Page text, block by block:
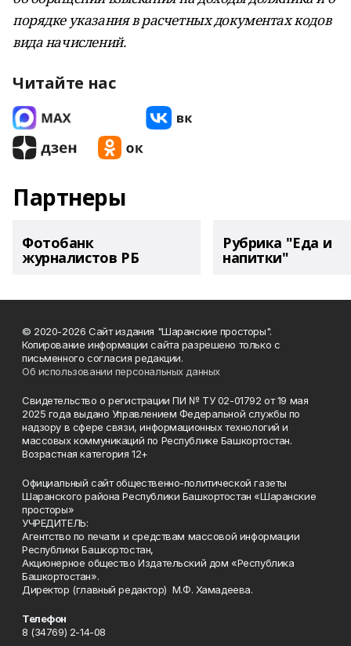
порядке указания в расчетных документах кодов
вида начислений.
Читайте нас
Партнеры
Фотобанк
журналистов РБ
Рубрика "Еда и
напитки"
© 2020-2026 Сайт издания "Шаранские просторы".
Копирование информации сайта разрешено только с
письменного согласия редакции.
Об использовании персональных данных
Свидетельство о регистрации ПИ № ТУ 02-01792 от 19 мая
2025 года выдано Управлением Федеральной службы по
надзору в сфере связи, информационных технологий и
массовых коммуникаций по Республике Башкортостан.
Возрастная категория 12+
Официальный сайт общественно-политической газеты
Шаранского района Республики Башкортостан «Шаранские
просторы»
УЧРЕДИТЕЛЬ:
Агентство по печати и средствам массовой информации
Республики Башкортостан,
Акционерное общество Издательский дом «Республика
Башкортостан».
Директор (главный редактор) М.Ф. Хамадеева.
Телефон
8 (34769) 2-14-08